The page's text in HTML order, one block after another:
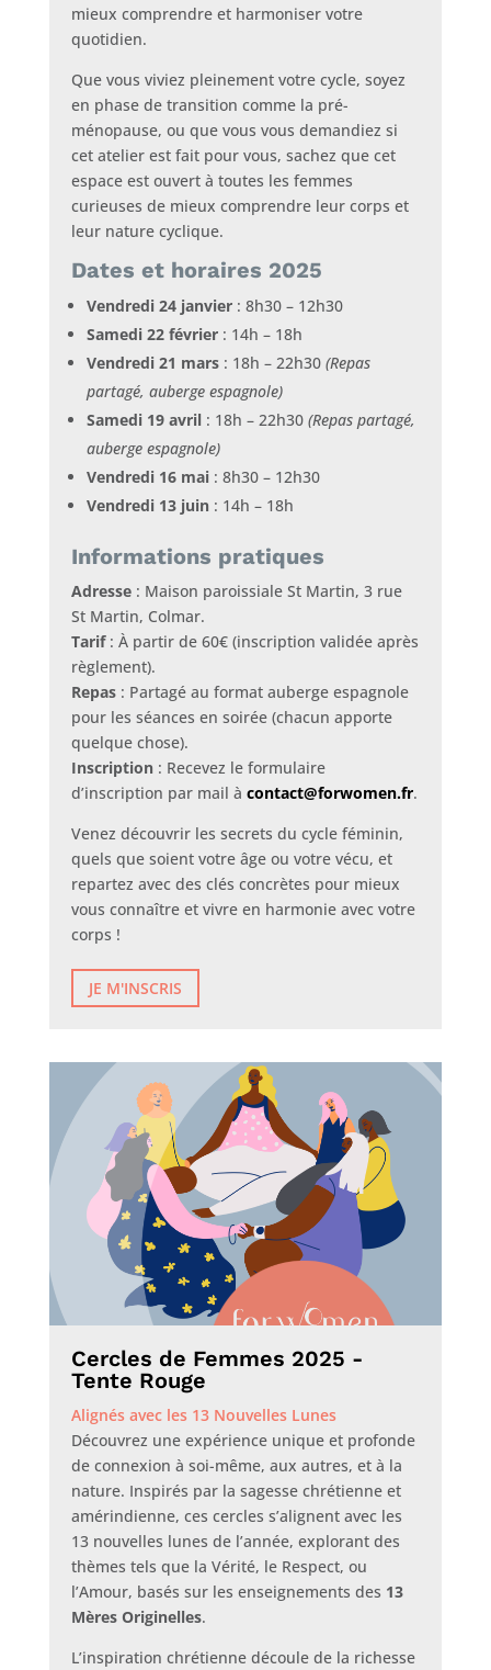
mieux comprendre et harmoniser votre
quotidien.
Que vous viviez pleinement votre cycle, soyez
en phase de transition comme la pré-
ménopause, ou que vous vous demandiez si
cet atelier est fait pour vous, sachez que cet
espace est ouvert à toutes les femmes
curieuses de mieux comprendre leur corps et
leur nature cyclique.
Dates et horaires 2025
Vendredi 24 janvier: 8h30 – 12h30
Samedi 22 février: 14h – 18h
Vendredi 21 mars: 18h – 22h30 (Repas
partagé, auberge espagnole)
Samedi 19 avril: 18h – 22h30 (Repas partagé,
auberge espagnole)
Vendredi 16 mai: 8h30 – 12h30
Vendredi 13 juin: 14h – 18h
Informations pratiques
Adresse: Maison paroissiale St Martin, 3 rue
St Martin, Colmar.
Tarif: À partir de 60€ (inscription validée après
règlement).
Repas: Partagé au format auberge espagnole
pour les séances en soirée (chacun apporte
quelque chose).
Inscription: Recevez le formulaire
d’inscription par mail à contact@forwomen.fr.
Venez découvrir les secrets du cycle féminin,
quels que soient votre âge ou votre vécu, et
repartez avec des clés concrètes pour mieux
vous connaître et vivre en harmonie avec votre
corps !
JE M'INSCRIS
Cercles de Femmes 2025 -
Tente Rouge
Alignés avec les 13 Nouvelles Lunes
Découvrez une expérience unique et profonde
de connexion à soi-même, aux autres, et à la
nature. Inspirés par la sagesse chrétienne et
amérindienne, ces cercles s’alignent avec les
13 nouvelles lunes de l’année, explorant des
thèmes tels que la Vérité, le Respect, ou
l’Amour, basés sur les enseignements des 13
Mères Originelles.
L’inspiration chrétienne découle de la richesse